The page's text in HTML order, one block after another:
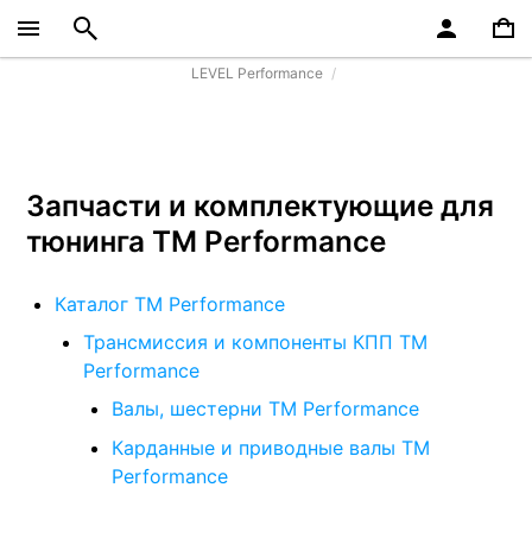
LEVEL Performance
Запчасти и комплектующие для
тюнинга TM Performance
Каталог TM Performance
Трансмиссия и компоненты КПП TM
Performance
Валы, шестерни TM Performance
Карданные и приводные валы TM
Performance